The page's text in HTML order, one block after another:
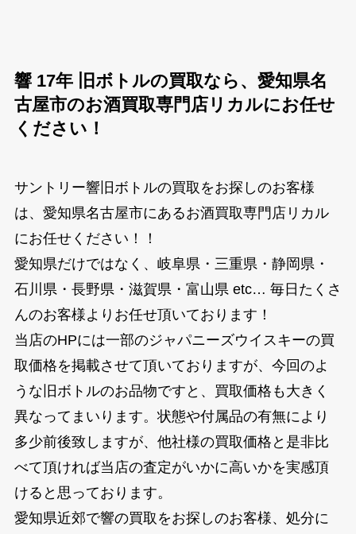
響 17年 旧ボトルの買取なら、愛知県名
古屋市のお酒買取専門店リカルにお任せ
ください！
サントリー響旧ボトルの買取をお探しのお客様
は、愛知県名古屋市にあるお酒買取専門店リカル
にお任せください！！
愛知県だけではなく、岐阜県・三重県・静岡県・
石川県・長野県・滋賀県・富山県 etc… 毎日たくさ
んのお客様よりお任せ頂いております！
当店のHPには一部のジャパニーズウイスキーの買
取価格を掲載させて頂いておりますが、今回のよ
うな旧ボトルのお品物ですと、買取価格も大きく
異なってまいります。状態や付属品の有無により
多少前後致しますが、他社様の買取価格と是非比
べて頂ければ当店の査定がいかに高いかを実感頂
けると思っております。
愛知県近郊で響の買取をお探しのお客様、処分に